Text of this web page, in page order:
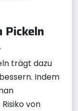
Pickeln
trägt dazu
Indem
von